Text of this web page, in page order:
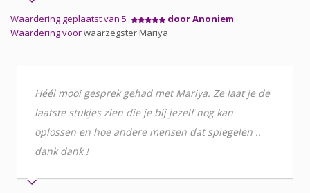
Waardering geplaatst van 5
door Anoniem
Waardering voorwaarzegster Mariya
Héél mooi gesprek gehad met Mariya. Ze laat je de
laatste stukjes zien die je bij jezelf nog kan
oplossen en hoe andere mensen dat spiegelen ..
dank dank !